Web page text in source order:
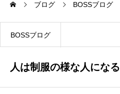
会社概要
事業内容
ブログ BOSSブログ
BOSSブログ
人は制服の様な人になる